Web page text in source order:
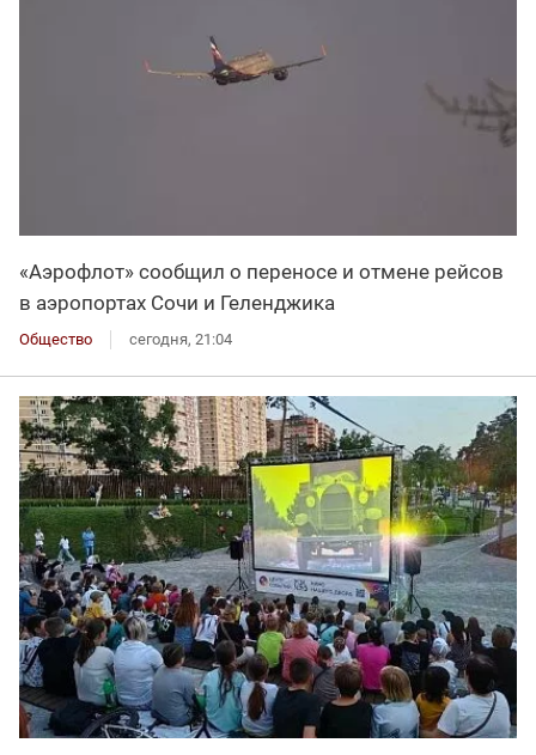
«Аэрофлот» сообщил о переносе и отмене рейсов
в аэропортах Сочи и Геленджика
Общество сегодня, 21:04